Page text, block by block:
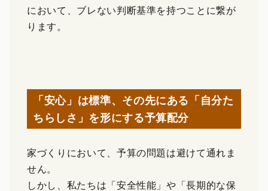
において、ブレない判断基準を持つことに繋が
ります。
「安心」は標準、その先にある「自分た
ちらしさ」を形にする予算配分
家づくりにおいて、予算の問題は避けて通れま
せん。
しかし、私たちは「安全性能」や「長期的な保